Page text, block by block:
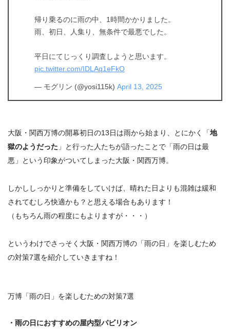
帰り乗るのに雨の中、1時間かかりました。
雨、初日、人集り、無条件で最悪でした。
平日にてじっくり調査しようと思います。
pic.twitter.com/IDLAq1eFkO
— モグリン (@yosi115k) April 13, 2025
大阪・関西万博の開幕初日の13日は雨から始まり、とにかく「地
獄のようだった 」と行った人たちが語ったことで「雨の日は最
悪 」という印象がついてしまった大阪・関西万博。
しかししっかりと準備をしていけば、 晴れた日よりも混雑は緩和
されてむしろ快適かも？と思える場合もあります！
（もちろん雨の程度にもよりますが・・・）
というわけでさっそく大阪・関西万博の「雨の日」を楽しむため
の対策7選を紹介していきますね！
万博「雨の日」を楽しむための対策7選
・雨の日におすすめの屋内型パビリオン